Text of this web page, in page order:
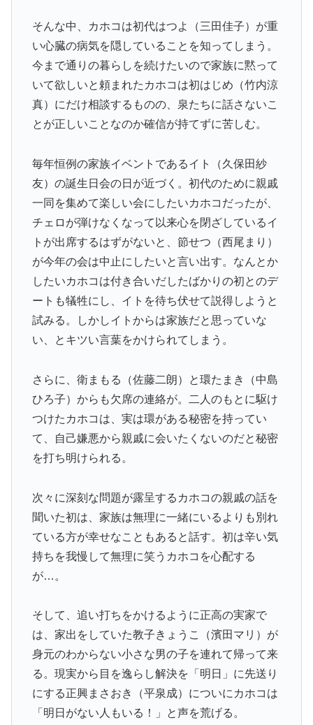
そんな中、カホコは初代はつよ（三田佳子）が重
い心臓の病気を隠していることを知ってしまう。
今まで通りの暮らしを続けたいので家族に黙って
いて欲しいと頼まれたカホコは初はじめ（竹内涼
真）にだけ相談するものの、泉たちに話さないこ
とが正しいことなのか確信が持てずに苦しむ。
毎年恒例の家族イベントであるイト（久保田紗
友）の誕生日会の日が近づく。初代のために親戚
一同を集めて楽しい会にしたいカホコだったが、
チェロが弾けなくなって以来心を閉ざしているイ
トが出席するはずがないと、節せつ（西尾まり）
が今年の会は中止にしたいと言い出す。なんとか
したいカホコは付き合いだしたばかりの初とのデ
ートも犠牲にし、イトを待ち伏せて説得しようと
試みる。しかしイトからは家族だと思っていな
い、とキツい言葉をかけられてしまう。
さらに、衛まもる（佐藤二朗）と環たまき（中島
ひろ子）からも欠席の連絡が。二人のもとに駆け
つけたカホコは、実は環がある秘密を持ってい
て、自己嫌悪から親戚に会いたくないのだと秘密
を打ち明けられる。
次々に深刻な問題が露呈するカホコの親戚の話を
聞いた初は、家族は無理に一緒にいるよりも別れ
ている方が幸せなこともあると話す。初は辛い気
持ちを我慢して無理に笑うカホコを心配する
が…。
そして、追い打ちをかけるように正高の実家で
は、家出をしていた教子きょうこ（濱田マリ）が
身元のわからない小さな男の子を連れて帰って来
る。現実から目を逸らし解決を「明日」に先送り
にする正興まさおき（平泉成）についにカホコは
「明日がない人もいる！」と声を荒げる。